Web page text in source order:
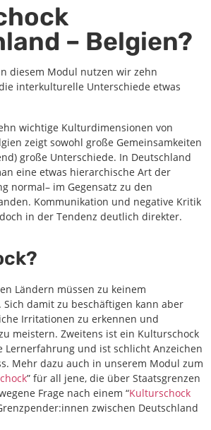
– Belgien?
diesem Modul nutzen wir zehn
interkulturelle Unterschiede etwas
wichtige Kulturdimensionen von
zeigt sowohl große Gemeinsamkeiten
große Unterschiede. In Deutschland
eine etwas hierarchische Art der
normal– im Gegensatz zu den
Kommunikation und negative Kritik
in der Tendenz deutlich direkter.
Ländern müssen zu keinem
damit zu beschäftigen kann aber
Irritationen zu erkennen und
meistern. Zweitens ist ein Kulturschock
Lernerfahrung und ist schlicht Anzeichen
Mehr dazu auch in unserem Modul zum
” für all jene, die über Staatsgrenzen
Frage nach einem “Kulturschock
zwischen Deutschland